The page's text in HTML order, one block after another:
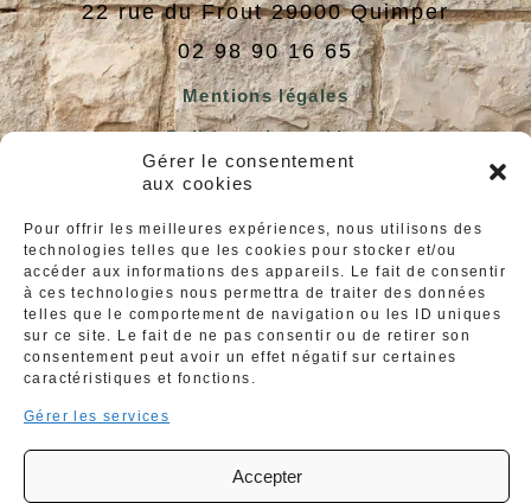
Gérer le consentement
aux cookies
Pour offrir les meilleures expériences, nous utilisons des
technologies telles que les cookies pour stocker et/ou
accéder aux informations des appareils. Le fait de consentir
à ces technologies nous permettra de traiter des données
telles que le comportement de navigation ou les ID uniques
sur ce site. Le fait de ne pas consentir ou de retirer son
consentement peut avoir un effet négatif sur certaines
caractéristiques et fonctions.
Gérer les services
Accepter
22 rue du Frout 29000 Quimper
02 98 90 16 65
Mentions légales
Politique de cookies
Déclaration de confidentialité
Nos horaires
d’ouverture
Fermé
Mardi au Jeudi :